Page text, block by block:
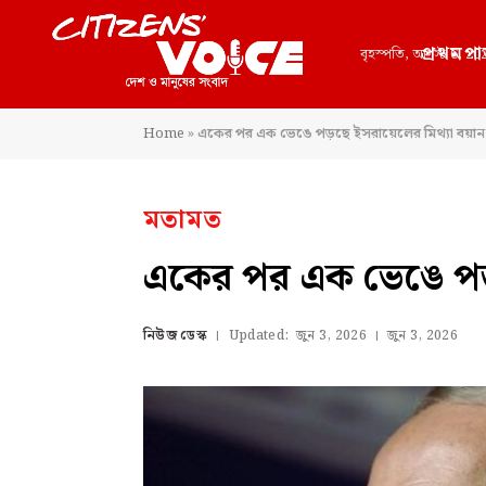
বৃহস্পতি, আগস্ট 6,
Home»একের পর এক ভেঙে পড়ছে ইসরায়েলের মিথ্যা বয়ান
মতামত
একের পর এক ভেঙে
নিউজ ডেস্ক Updated: জুন 3, 2026 জুন 3, 2026